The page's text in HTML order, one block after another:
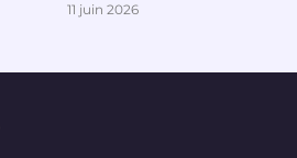
11 juin 2026